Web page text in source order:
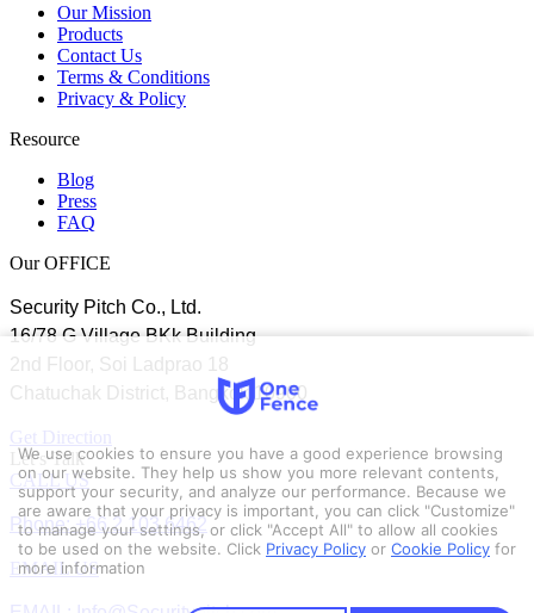
Our Mission
Products
Contact Us
Terms & Conditions
Privacy & Policy
Resource
Blog
Press
FAQ
Our OFFICE
Security Pitch Co., Ltd.
16/78 G Village BKk Building
2nd Floor, Soi Ladprao 18
Chatuchak District, Bangkok 10900
Get Direction
Let’s Talk
CALL US
Phone: +66 2 103 6462
EMAIL US
We use cookies to ensure you have a good experience browsing
on our website. They help us show you more relevant contents,
support your security, and analyze our performance. Because we
are aware that your privacy is important, you can click "Customize"
to manage your settings, or click "Accept All" to allow all cookies
to be used on the website. Click Privacy Policy or Cookie Policy for
more information